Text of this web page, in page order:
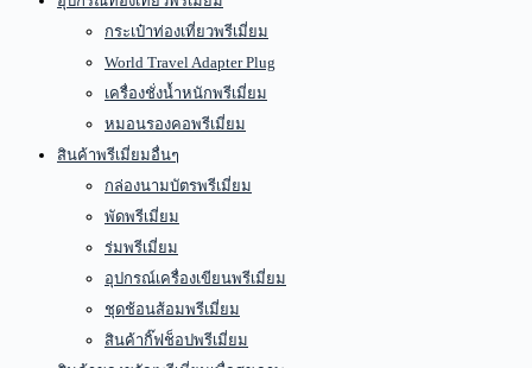
กระเป๋าท่องเที่ยวพรีเมี่ยม
World Travel Adapter Plug
เครื่องชั่งน้ำหนักพรีเมี่ยม
หมอนรองคอพรีเมี่ยม
สินค้าพรีเมี่ยมอื่นๆ
กล่องนามบัตรพรีเมี่ยม
พัดพรีเมี่ยม
ร่มพรีเมี่ยม
อุปกรณ์เครื่องเขียนพรีเมี่ยม
ชุดช้อนส้อมพรีเมี่ยม
สินค้ากิ๊ฟช็อปพรีเมี่ยม